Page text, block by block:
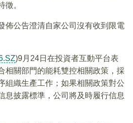
徵。
佈公告澄清自家公司沒有收到限電
)9月24日在投資者互動平台表
相關部門的能耗雙控相關政策，採
組織生產工作；如果相關政策對公
息披露標準，公司將及時履行信息